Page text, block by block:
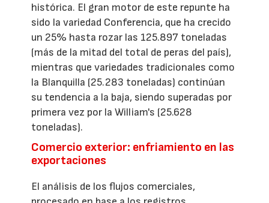
histórica. El gran motor de este repunte ha
sido la variedad Conferencia, que ha crecido
un 25% hasta rozar las 125.897 toneladas
(más de la mitad del total de peras del país),
mientras que variedades tradicionales como
la Blanquilla (25.283 toneladas) continúan
su tendencia a la baja, siendo superadas por
primera vez por la William's (25.628
toneladas).
Comercio exterior: enfriamiento en las
exportaciones
El análisis de los flujos comerciales,